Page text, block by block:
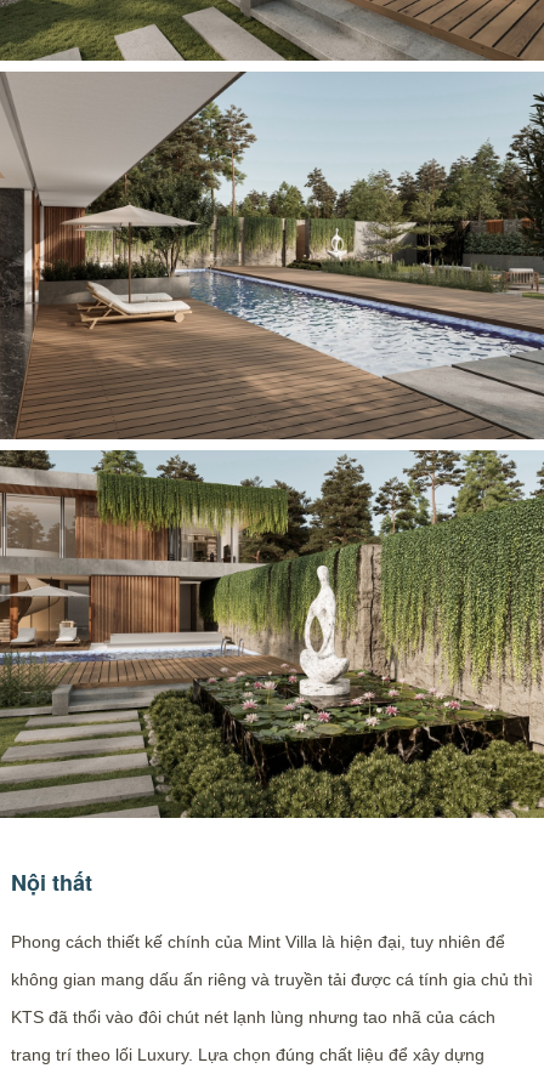
Nội thất
Phong cách thiết kế chính của Mint Villa là hiện đại, tuy nhiên để
không gian mang dấu ấn riêng và truyền tải được cá tính gia chủ thì
KTS đã thổi vào đôi chút nét lạnh lùng nhưng tao nhã của cách
trang trí theo lối Luxury. Lựa chọn đúng chất liệu để xây dựng